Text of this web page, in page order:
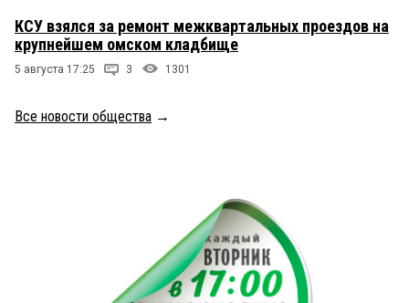
КСУ взялся за ремонт межквартальных проездов на
крупнейшем омском кладбище
5 августа 17:25 3 1301
Все новости общества →